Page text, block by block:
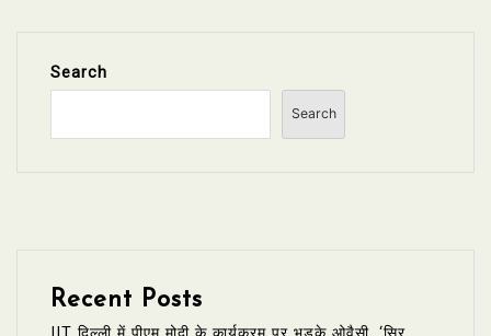
Search
Search
Recent Posts